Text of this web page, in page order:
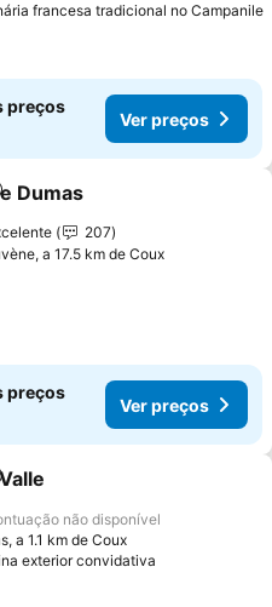
francesa tradicional no Campanile
preços
Ver preços
aos favoritos
Dumas
207
a 17.5 km de Coux
preços
Ver preços
aos favoritos
não disponível
a 1.1 km de Coux
exterior convidativa